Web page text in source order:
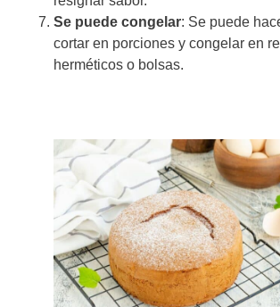
Se puede congelar: Se puede
cortar en porciones y congelar en
herméticos o bolsas.